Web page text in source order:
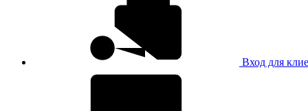
Вход для